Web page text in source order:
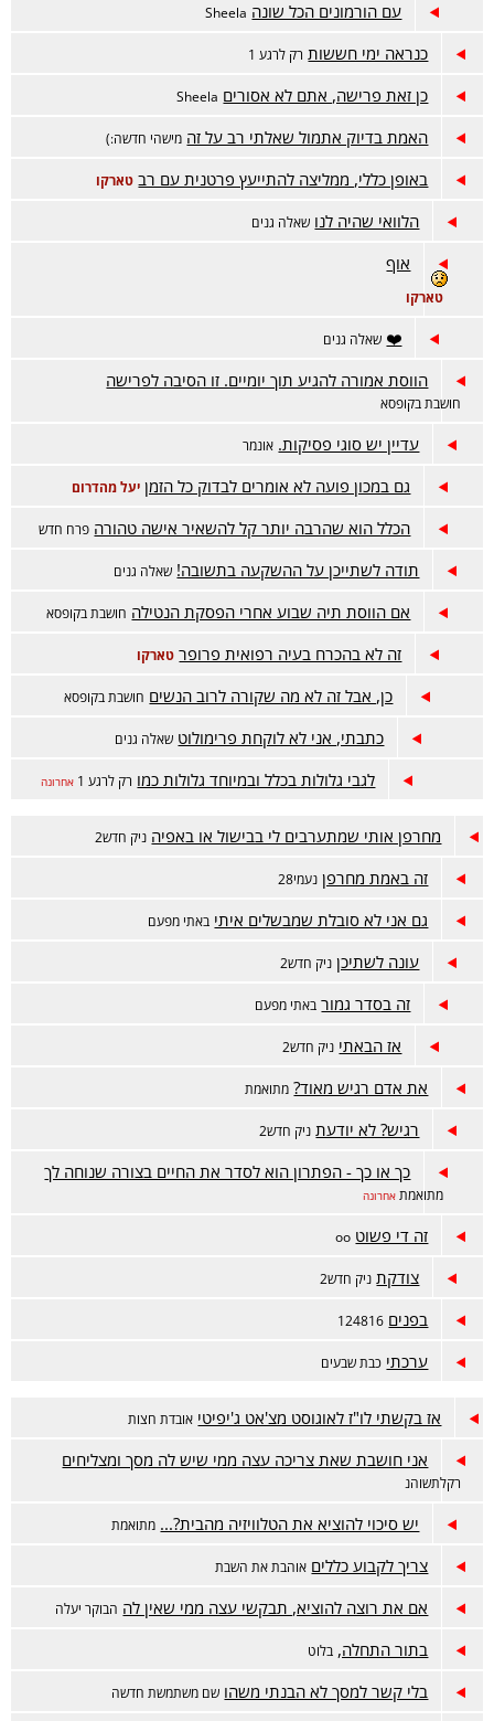
עם הורמונים הכל שונה Sheela
כנראה ימי חששות רק לרגע 1
כן זאת פרישה, אתם לא אסורים Sheela
האמת בדיוק אתמול שאלתי רב על זה מישהי חדשה:)
באופן כללי, ממליצה להתייעץ פרטנית עם רב טארקו
הלוואי שהיה לנו שאלה גנים
אוף
טארקו
❤️ שאלה גנים
הווסת אמורה להגיע תוך יומיים. זו הסיבה לפרישה
חושבת בקופסא
עדיין יש סוגי פסיקות. אונמר
גם במכון פועה לא אומרים לבדוק כל הזמן יעל מהדרום
הכלל הוא שהרבה יותר קל להשאיר אישה טהורה פרח חדש
תודה לשתייכן על ההשקעה בתשובה! שאלה גנים
אם הווסת תיה שבוע אחרי הפסקת הנטילה חושבת בקופסא
זה לא בהכרח בעיה רפואית פרופר טארקו
כן, אבל זה לא מה שקורה לרוב הנשים חושבת בקופסא
כתבתי, אני לא לוקחת פרימולוט שאלה גנים
לגבי גלולות בכלל ובמיוחד גלולות כמו רק לרגע 1 אחרונה
מחרפן אותי שמתערבים לי בבישול או באפיה ניק חדש2
זה באמת מחרפן נעמי28
גם אני לא סובלת שמבשלים איתי באתי מפעם
עונה לשתיכן ניק חדש2
זה בסדר גמור באתי מפעם
אז הבאתי ניק חדש2
את אדם רגיש מאוד? מתואמת
רגיש? לא יודעת ניק חדש2
כך או כך - הפתרון הוא לסדר את החיים בצורה שנוחה לך
מתואמת אחרונה
זה די פשוט oo
צודקת ניק חדש2
בפנים 124816
ערכתי כבת שבעים
אז בקשתי לו"ז לאוגוסט מצ'אט ג'יפיטי אובדת חצות
אני חושבת שאת צריכה עצה ממי שיש לה מסך ומצליחים
רקלתשוהנ
יש סיכוי להוציא את הטלוויזיה מהבית?... מתואמת
צריך לקבוע כללים אוהבת את השבת
אם את רוצה להוציא, תבקשי עצה ממי שאין לה הבוקר יעלה
בתור התחלה, בלוט
בלי קשר למסך לא הבנתי משהו שם משתמשת חדשה